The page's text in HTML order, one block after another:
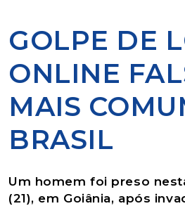
GOLPE DE
ONLINE
MAIS
BRASIL
Um homem foi preso
(21), em Goiânia, após